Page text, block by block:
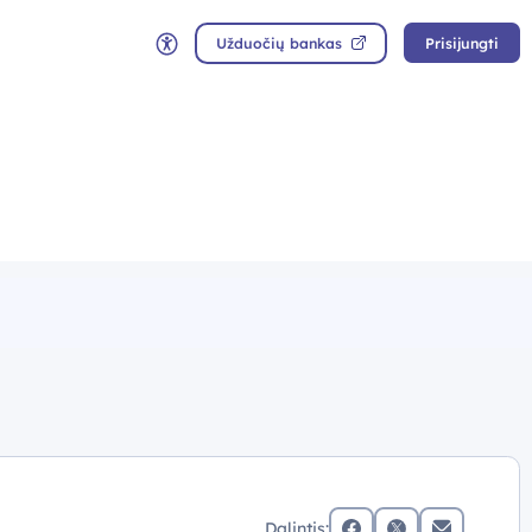
Neįgaliųjų rėžimas
Užduočių bankas Prisijungti